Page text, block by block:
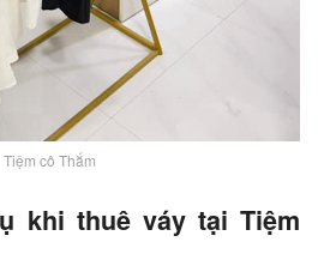
Tiệm cô Thắm
khi thuê váy tại Tiệm